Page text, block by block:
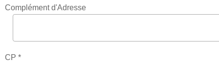
Complément d'Adresse
CP *